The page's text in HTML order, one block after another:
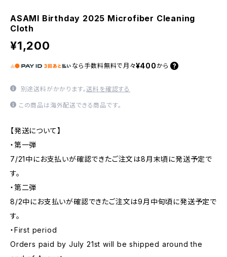
ASAMI Birthday 2025 Microfiber Cleaning
Cloth
¥1,200
なら 手数料無料で 月々¥400 から
別途送料がかかります。送料を確認する
この商品は海外配送できる商品です。
【発送について】
・第一弾
7/21中にお支払いが確認できたご注文は8月末頃に発送予定で
す。
・第二弾
8/2中にお支払いが確認できたご注文は9月中旬頃に発送予定で
す。
・First period
Orders paid by July 21st will be shipped around the